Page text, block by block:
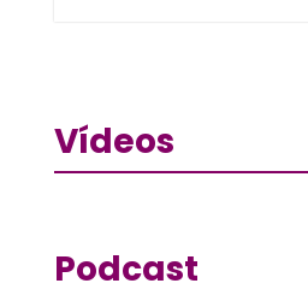
Vídeos
Podcast